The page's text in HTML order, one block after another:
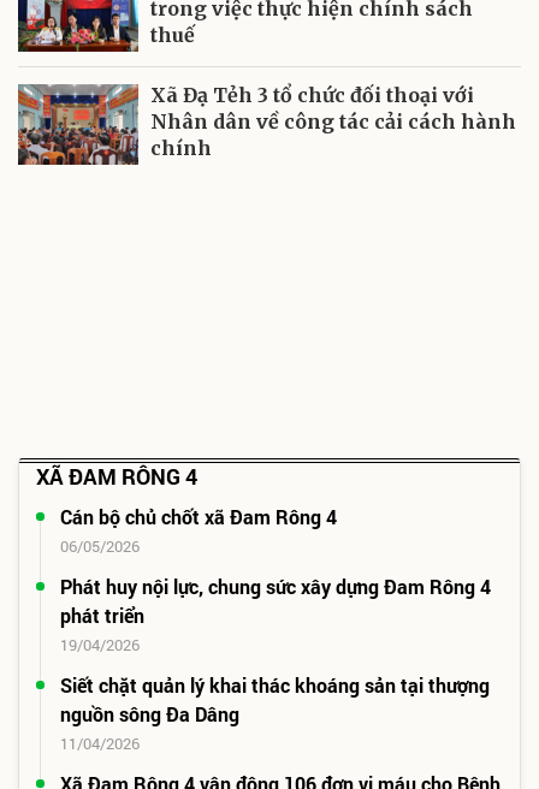
trong việc thực hiện chính sách
thuế
Xã Đạ Tẻh 3 tổ chức đối thoại với
Nhân dân về công tác cải cách hành
chính
XÃ ĐAM RÔNG 4
Cán bộ chủ chốt xã Đam Rông 4
06/05/2026
Phát huy nội lực, chung sức xây dựng Đam Rông 4
phát triển
19/04/2026
Siết chặt quản lý khai thác khoáng sản tại thượng
nguồn sông Đa Dâng
11/04/2026